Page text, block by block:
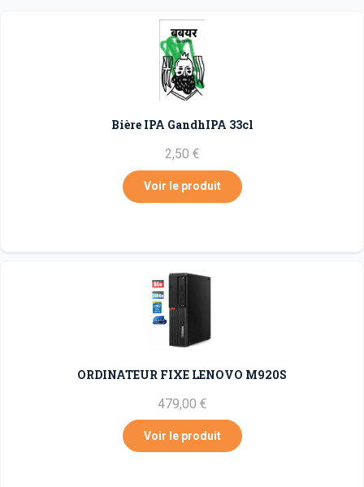
Bière IPA GandhIPA 33cl
2,50 €
Voir le produit
ORDINATEUR FIXE LENOVO M920S
479,00 €
Voir le produit